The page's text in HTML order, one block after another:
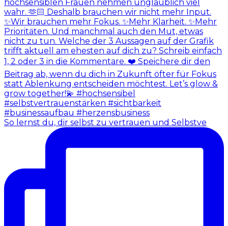
So lernst du, dir selbst zu vertrauen und Selbstve